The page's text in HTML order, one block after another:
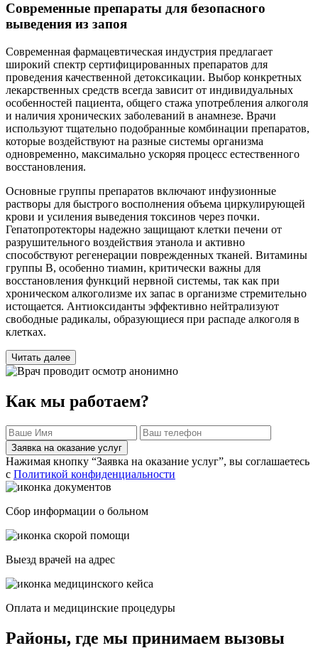
Современные препараты для безопасного
выведения из запоя
Современная фармацевтическая индустрия предлагает
широкий спектр сертифицированных препаратов для
проведения качественной детоксикации. Выбор конкретных
лекарственных средств всегда зависит от индивидуальных
особенностей пациента, общего стажа употребления алкоголя
и наличия хронических заболеваний в анамнезе. Врачи
используют тщательно подобранные комбинации препаратов,
которые воздействуют на разные системы организма
одновременно, максимально ускоряя процесс естественного
восстановления.
Основные группы препаратов включают инфузионные
растворы для быстрого восполнения объема циркулирующей
крови и усиления выведения токсинов через почки.
Гепатопротекторы надежно защищают клетки печени от
разрушительного воздействия этанола и активно
способствуют регенерации поврежденных тканей. Витамины
группы B, особенно тиамин, критически важны для
восстановления функций нервной системы, так как при
хроническом алкоголизме их запас в организме стремительно
истощается. Антиоксиданты эффективно нейтрализуют
свободные радикалы, образующиеся при распаде алкоголя в
клетках.
Читать далее
Как мы работаем?
Заявка на оказание услуг
Нажимая кнопку “Заявка на оказание услуг”, вы соглашаетесь
с Политикой конфиденциальности
Сбор информации о больном
Выезд врачей на адрес
Оплата и медицинские процедуры
Районы, где мы принимаем вызовы